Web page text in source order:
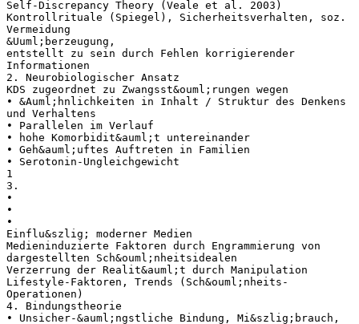
Self-Discrepancy Theory (Veale et al. 2003)
Kontrollrituale (Spiegel), Sicherheitsverhalten, soz.
Vermeidung
&Uuml;berzeugung,
entstellt zu sein durch Fehlen korrigierender
Informationen
2. Neurobiologischer Ansatz
KDS zugeordnet zu Zwangsst&ouml;rungen wegen
• &Auml;hnlichkeiten in Inhalt / Struktur des Denkens
und Verhaltens
• Parallelen im Verlauf
• hohe Komorbidit&auml;t untereinander
• Geh&auml;uftes Auftreten in Familien
• Serotonin-Ungleichgewicht
1
3.
•
•
•
Einflu&szlig; moderner Medien
Medieninduzierte Faktoren durch Engrammierung von
dargestellten Sch&ouml;nheitsidealen
Verzerrung der Realit&auml;t durch Manipulation
Lifestyle-Faktoren, Trends (Sch&ouml;nheits-
Operationen)
4. Bindungstheorie
• Unsicher-&auml;ngstliche Bindung, Mi&szlig;brauch,